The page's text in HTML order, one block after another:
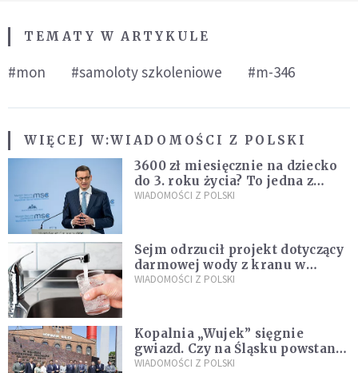
TEMATY W ARTYKULE
#mon #samoloty szkoleniowe #m-346
WIĘCEJ W:WIADOMOŚCI Z POLSKI
3600 zł miesięcznie na dziecko
do 3. roku życia? To jedna z
propozycji programu "Rozwój
WIADOMOŚCI Z POLSKI
Sejm odrzucił projekt dotyczący
darmowej wody z kranu w
restauracjach
WIADOMOŚCI Z POLSKI
Kopalnia „Wujek” sięgnie
gwiazd. Czy na Śląsku powstanie
„Dolina Krzemowa”?
WIADOMOŚCI Z POLSKI